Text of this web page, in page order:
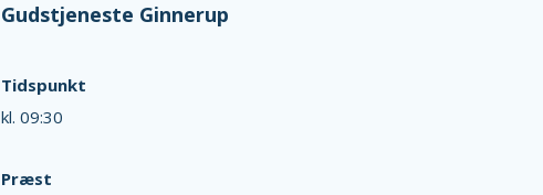
Gudstjeneste Ginnerup
Tidspunkt
kl. 09:30
Præst